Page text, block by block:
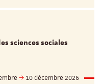
sciences sociales
10 décembre 2026